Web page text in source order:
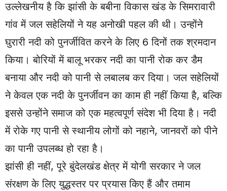
उल्लेखनीय है कि झांसी के बबीना विकास खंड के सिमरावारी
गांव में जल सहेलियों ने यह अनोखी पहल की थी। उन्होंने
घुरारी नदी को पुनर्जीवित करने के लिए 6 दिनों तक श्रमदान
किया। बोरियों में बालू भरकर नदी का पानी रोक कर डैम
बनाया और नदी को पानी से लबालब कर दिया। जल सहेलियों
ने केवल एक नदी के पुनर्जीवन का काम ही नहीं किया है, बल्कि
इससे उन्होंने समाज को एक महत्वपूर्ण संदेश भी दिया है। नदी
में रोके गए पानी से स्थानीय लोगों को नहाने, जानवरों को पीने
का पानी उपलब्ध हो रहा है।
झांसी ही नहीं, पूरे बुंदेलखंड क्षेत्र में योगी सरकार ने जल
संरक्षण के लिए युद्धस्तर पर प्रयास किए हैं और तमाम